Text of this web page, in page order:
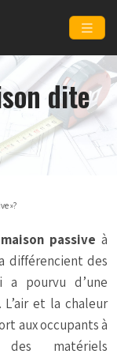
dite
»?
maison passive à
différencient des
a pourvu d’une
et la chaleur
aux occupants à
matériels